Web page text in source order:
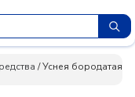
/Уснея бородатая